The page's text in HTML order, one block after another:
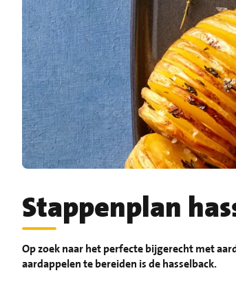
Stappenplan
Op zoek naar het perfecte bijgerecht met
aardappelen te bereiden is de hasselback.